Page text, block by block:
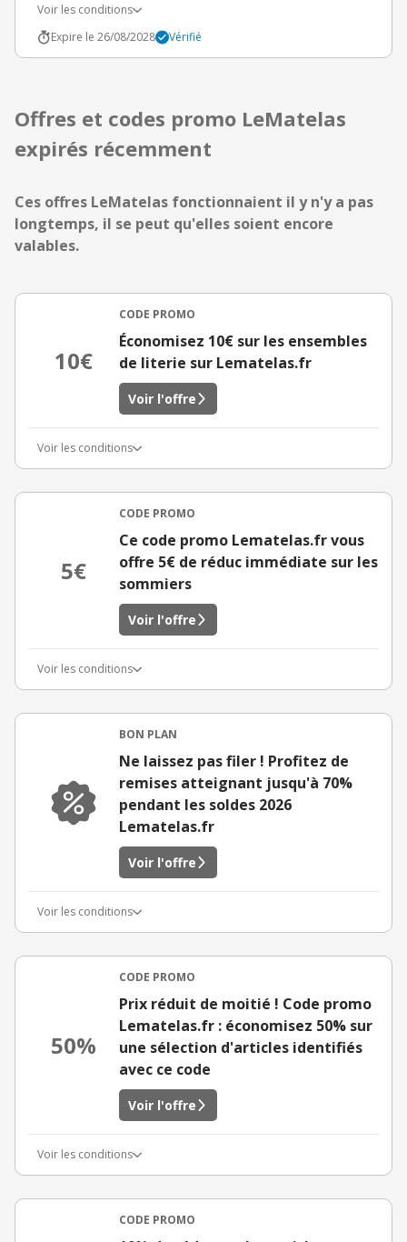
Voir les conditions
Expire le 26/08/2028
Vérifié
Offres et codes promo LeMatelas
expirés récemment
Ces offres LeMatelas fonctionnaient il y n'y a pas
longtemps, il se peut qu'elles soient encore
valables.
10€
CODE PROMO
Économisez 10€ sur les ensembles
de literie sur Lematelas.fr
Voir l'offre
Voir les conditions
5€
CODE PROMO
Ce code promo Lematelas.fr vous
offre 5€ de réduc immédiate sur les
sommiers
Voir l'offre
Voir les conditions
BON PLAN
Ne laissez pas filer ! Profitez de
remises atteignant jusqu'à 70%
pendant les soldes 2026
Lematelas.fr
Voir l'offre
Voir les conditions
50%
CODE PROMO
Prix réduit de moitié ! Code promo
Lematelas.fr : économisez 50% sur
une sélection d'articles identifiés
avec ce code
Voir l'offre
Voir les conditions
CODE PROMO